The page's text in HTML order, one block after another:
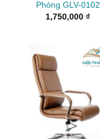
Phòng GLV-0102
1,750,000 ₫